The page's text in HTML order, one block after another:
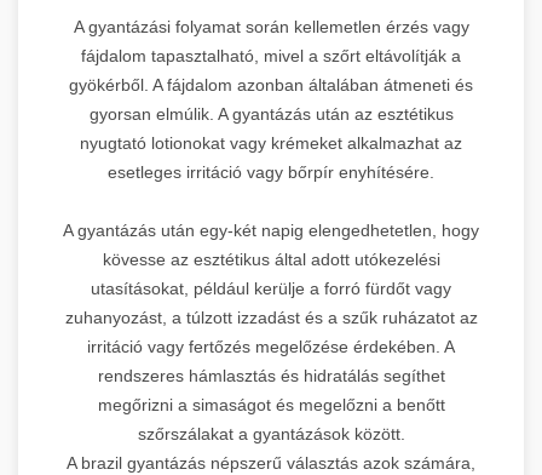
A gyantázási folyamat során kellemetlen érzés vagy
fájdalom tapasztalható, mivel a szőrt eltávolítják a
gyökérből. A fájdalom azonban általában átmeneti és
gyorsan elmúlik. A gyantázás után az esztétikus
nyugtató lotionokat vagy krémeket alkalmazhat az
esetleges irritáció vagy bőrpír enyhítésére.
A gyantázás után egy-két napig elengedhetetlen, hogy
kövesse az esztétikus által adott utókezelési
utasításokat, például kerülje a forró fürdőt vagy
zuhanyozást, a túlzott izzadást és a szűk ruházatot az
irritáció vagy fertőzés megelőzése érdekében. A
rendszeres hámlasztás és hidratálás segíthet
megőrizni a simaságot és megelőzni a benőtt
szőrszálakat a gyantázások között.
A brazil gyantázás népszerű választás azok számára,